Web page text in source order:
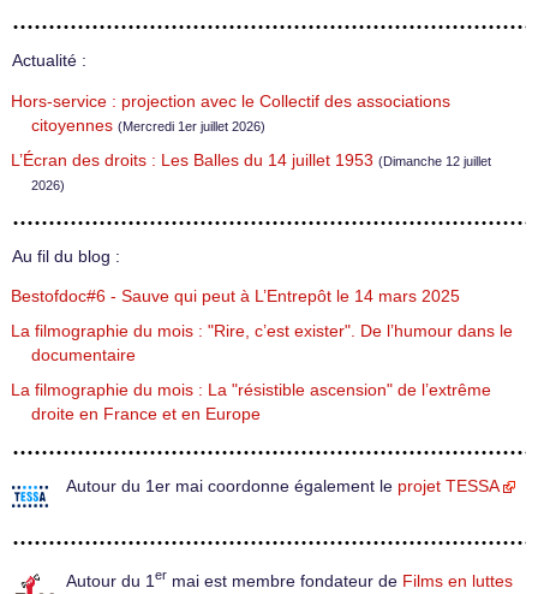
Actualité :
Hors-service : projection avec le Collectif des associations
citoyennes (Mercredi 1er juillet 2026)
L’Écran des droits : Les Balles du 14 juillet 1953 (Dimanche 12 juillet
2026)
Au fil du blog :
Bestofdoc#6 - Sauve qui peut à L’Entrepôt le 14 mars 2025
La filmographie du mois : "Rire, c’est exister". De l’humour dans le
documentaire
La filmographie du mois : La "résistible ascension" de l’extrême
droite en France et en Europe
Autour du 1er mai coordonne également le projet TESSA
Autour du 1 er mai est membre fondateur de Films en luttes